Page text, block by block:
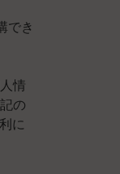
でき
情
の
に